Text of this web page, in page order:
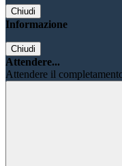
Chiudi
Informazione
Chiudi
Attendere...
Attendere il